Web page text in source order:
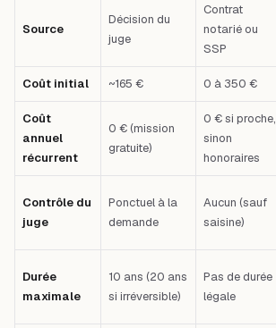
Source
Décision du
juge
Contrat
notarié ou
SSP
Coût initial ~165 € 0 à 350 €
Coût
annuel
récurrent
0 € (mission
gratuite)
0 € si proche,
sinon
honoraires
Contrôle du
juge
Ponctuel à la
demande
Aucun (sauf
saisine)
Durée
maximale
10 ans (20 ans
si irréversible)
Pas de durée
légale